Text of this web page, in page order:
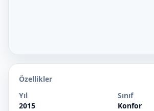
Özellikler
Yıl
2015
Sınıf
Konfor